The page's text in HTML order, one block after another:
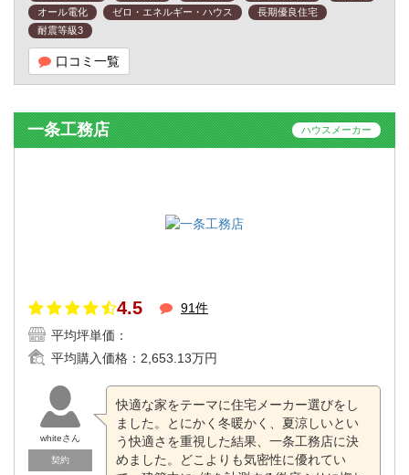
オール電化
ゼロ・エネルギー・ハウス
長期優良住宅
耐震等級3
口コミ一覧
一条工務店 ハウスメーカー
4.5
91件
平均坪単価：
平均購入価格： 2,653.13万円
whiteさん
契約
快適な家をテーマに住宅メーカー選びをし
ました。とにかく冬暖かく、夏涼しいとい
う快適さを重視した結果、一条工務店に決
めました。どこよりも気密性に優れてい